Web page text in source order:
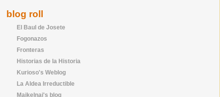
blog roll
El Baul de Josete
Fogonazos
Fronteras
Historias de la Historia
Kurioso's Weblog
La Aldea Irreductible
Maikelnai's blog